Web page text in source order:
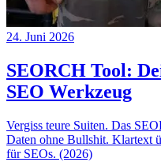
24. Juni 2026
SEORCH Tool:
SEO Werkzeug
Vergiss teure Suiten. Das
Daten ohne Bullshit. Klartext
für SEOs. (2026)